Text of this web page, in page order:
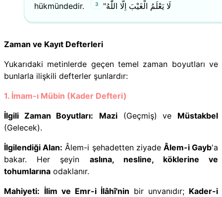
hükmündedir. لَا يَعْلَمُ الْغَيْبَ اِلَّا اللّٰهُ"
3
Zaman ve Kayıt Defterleri
Yukarıdaki metinlerde geçen temel zaman boyutları ve
bunlarla ilişkili defterler şunlardır:
1. İmam-ı Mübin (Kader Defteri)
İlgili Zaman Boyutları:
Mazi (Geçmiş) ve Müstakbel
(Gelecek).
İlgilendiği Alan: Âlem-i şehadetten ziyade Âlem-i Gayb'a
bakar. Her şeyin aslına, nesline, köklerine ve
tohumlarına odaklanır.
Mahiyeti: İlim ve Emr-i İlâhî'nin bir unvanıdır; Kader-i